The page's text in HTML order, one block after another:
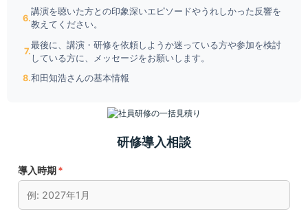
講演を聴いた方との印象深いエピソードやうれしかった反響を
教えてください。
最後に、講演・研修を依頼しようか迷っている方や参加を検討
している方に、メッセージをお願いします。
和田知浩さんの基本情報
研修導入相談
導入時期*